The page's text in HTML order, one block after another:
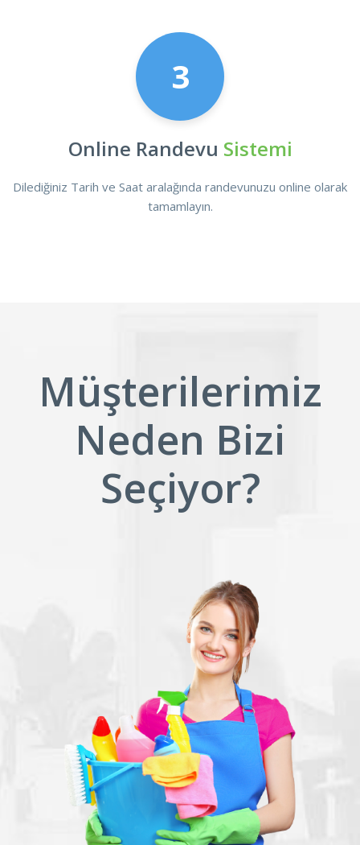
3
Online Randevu Sistemi
Dilediğiniz Tarih ve Saat aralağında randevunuzu online olarak
tamamlayın.
Müşterilerimiz
Neden Bizi
Seçiyor?